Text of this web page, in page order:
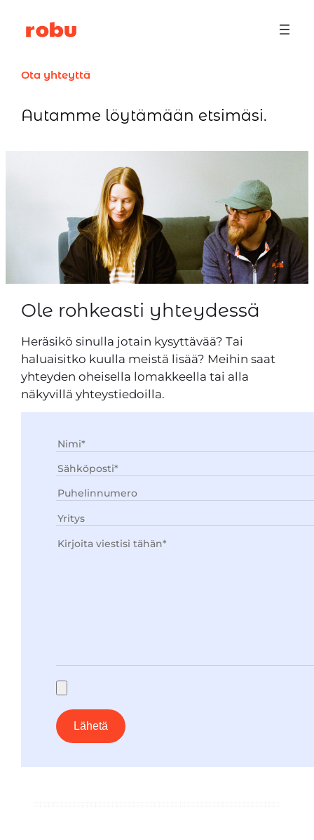
sisältöön
Ota yhteyttä
Autamme löytämään etsimäsi.
Ole rohkeasti yhteydessä
Heräsikö sinulla jotain kysyttävää? Tai
haluaisitko kuulla meistä lisää? Meihin saat
yhteyden oheisella lomakkeella tai alla
näkyvillä yhteystiedoilla.